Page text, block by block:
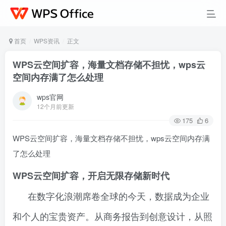
首页 WPS资讯 正文
WPS云空间扩容，海量文档存储不担忧，wps云
空间内存满了怎么处理
wps官网
12个月前更新
175 6
WPS云空间扩容，海量文档存储不担忧，wps云空间内存满
了怎么处理
WPS云空间扩容，开启无限存储新时代
在数字化浪潮席卷全球的今天，数据成为企业
和个人的宝贵资产。从商务报告到创意设计，从照